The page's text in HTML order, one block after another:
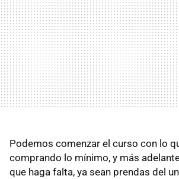
Podemos comenzar el curso con lo
comprando lo mínimo, y más
que haga falta, ya sean prendas del